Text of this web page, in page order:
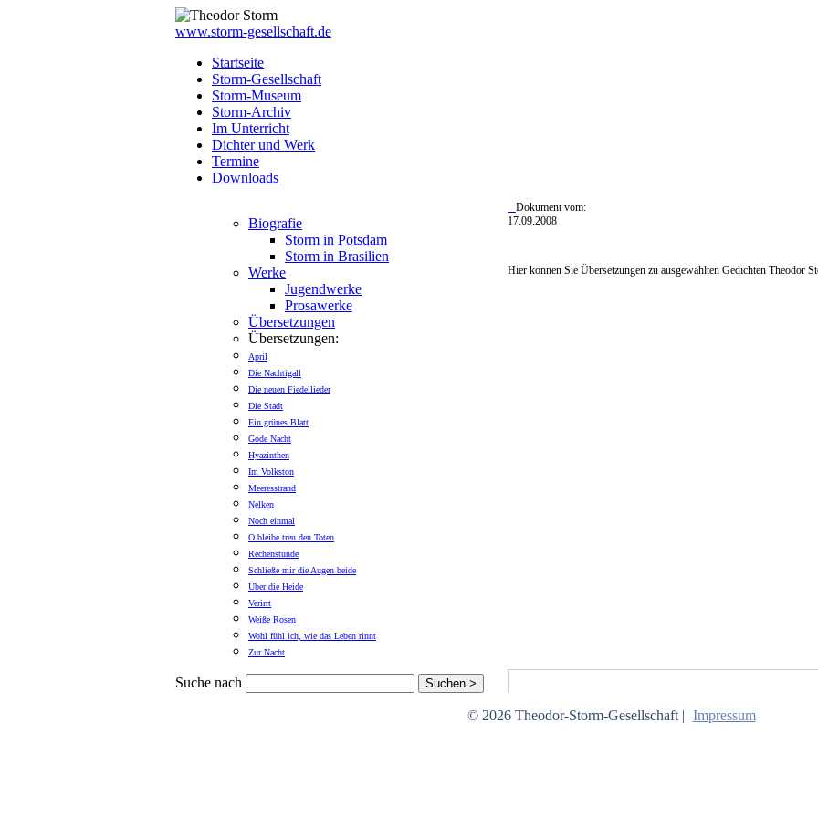
www.storm-gesellschaft.de
Startseite
Storm-Gesellschaft
Storm-Museum
Storm-Archiv
Im Unterricht
Dichter und Werk
Termine
Downloads
Biografie
Storm in Potsdam
Storm in Brasilien
Werke
Jugendwerke
Prosawerke
Übersetzungen
Übersetzungen:
April
Die Nachtigall
Die neuen Fiedellieder
Die Stadt
Ein grünes Blatt
Gode Nacht
Hyazinthen
Im Volkston
Meeresstrand
Nelken
Noch einmal
O bleibe treu den Toten
Rechenstunde
Schließe mir die Augen beide
Über die Heide
Verirrt
Weiße Rosen
Wohl fühl ich, wie das Leben rinnt
Zur Nacht
Suche nach
Dokument vom:
17.09.2008
Hier können Sie Übersetzungen zu ausgewählten Gedichten Theodor
© 2026 Theodor-Storm-Gesellschaft | Impressum